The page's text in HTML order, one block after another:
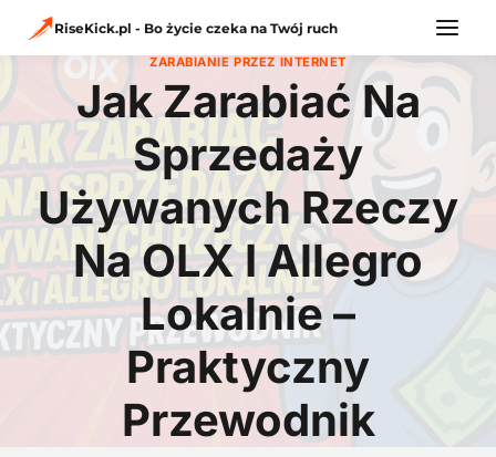
RiseKick.pl - Bo życie czeka na Twój ruch
ZARABIANIE PRZEZ INTERNET
Jak Zarabiać Na
Sprzedaży
Używanych Rzeczy
Na OLX I Allegro
Lokalnie –
Praktyczny
Przewodnik